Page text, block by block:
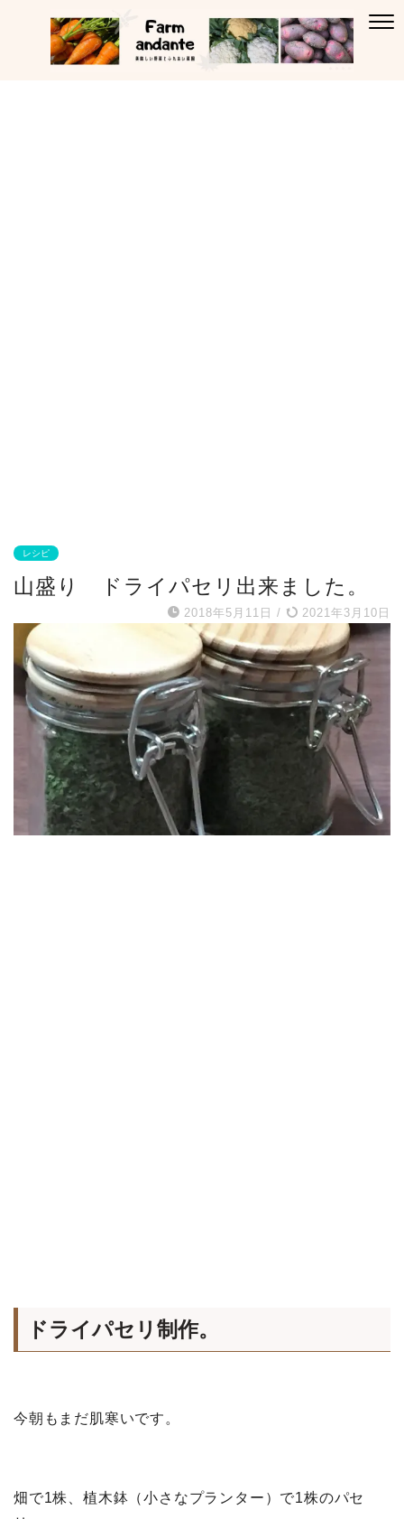
レシピ
山盛り ドライパセリ出来ました。
2018年5月11日 / 2021年3月10日
ドライパセリ制作。
今朝もまだ肌寒いです。
畑で1株、植木鉢（小さなプランター）で1株のパセ